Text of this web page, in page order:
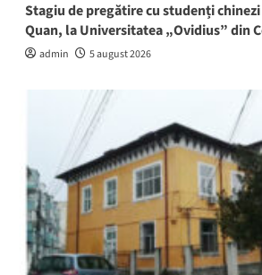
Stagiu de pregătire cu studenți
Quan, la Universitatea „Ovidius” din
admin 5 august 2026